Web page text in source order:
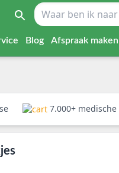
Blog Afspraak maken
7.000+